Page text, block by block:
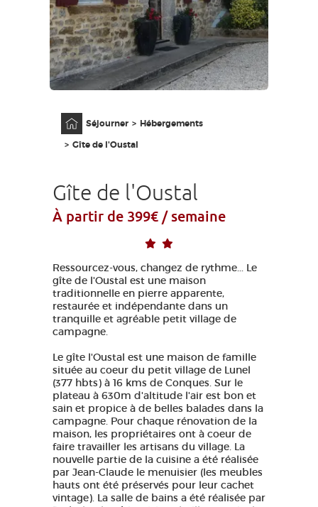
MA SÉLECTION
FR
Séjourner
Hébergements
Gîte de l'Oustal
Gîte de l'Oustal
À partir de 399€ / semaine
Ressourcez-vous, changez de rythme... Le
gîte de l'Oustal est une maison
traditionnelle en pierre apparente,
restaurée et indépendante dans un
tranquille et agréable petit village de
campagne.
Le gîte l'Oustal est une maison de famille
située au coeur du petit village de Lunel
(377 hbts) à 16 kms de Conques. Sur le
plateau à 630m d'altitude l'air est bon et
sain et propice à de belles balades dans la
campagne. Pour chaque rénovation de la
maison, les propriétaires ont à coeur de
faire travailler les artisans du village. La
nouvelle partie de la cuisine a été réalisée
par Jean-Claude le menuisier (les meubles
hauts ont été préservés pour leur cachet
vintage). La salle de bains a été réalisée par